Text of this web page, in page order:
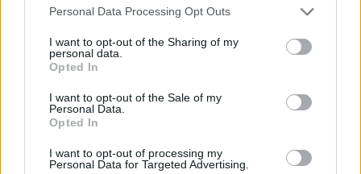
Please note that this website/app uses one or more Google
not limited to your visit or usage behaviour. You may click to
grant or deny consent to Google and its third-party tags to
use your data for below specified purposes in below Google
consent section.
Personal Data Processing Opt Outs
I want to opt-out of the Sharing of my
personal data.
Opted In
I want to opt-out of the Sale of my
Personal Data.
Opted In
I want to opt-out of processing my
Personal Data for Targeted Advertising.